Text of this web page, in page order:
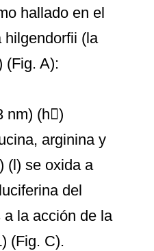
hallado en el
hilgendorfii (la
(Fig. A):
nm) (h)
arginina y
(l) se oxida a
del
la acción de la
(Fig. C).